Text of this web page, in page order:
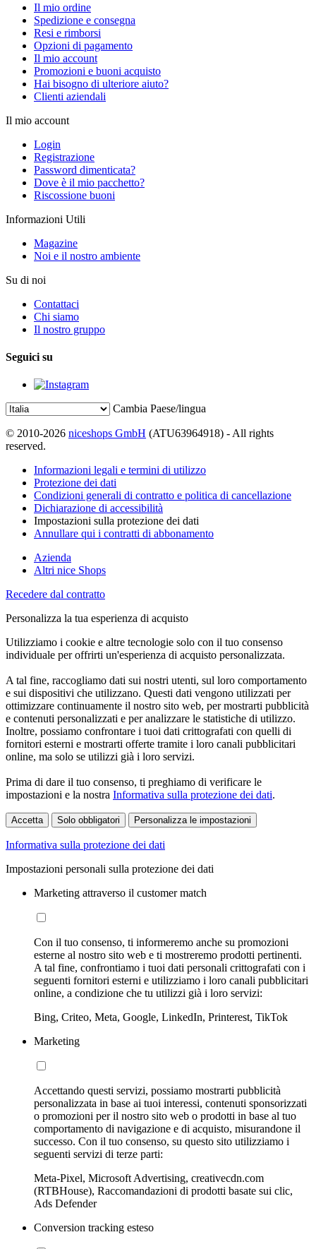
Il mio ordine
Spedizione e consegna
Resi e rimborsi
Opzioni di pagamento
Il mio account
Promozioni e buoni acquisto
Hai bisogno di ulteriore aiuto?
Clienti aziendali
Il mio account
Login
Registrazione
Password dimenticata?
Dove è il mio pacchetto?
Riscossione buoni
Informazioni Utili
Magazine
Noi e il nostro ambiente
Su di noi
Contattaci
Chi siamo
Il nostro gruppo
Seguici su
Cambia Paese/lingua
© 2010-2026 niceshops GmbH (ATU63964918) - All rights
reserved.
Informazioni legali e termini di utilizzo
Protezione dei dati
Condizioni generali di contratto e politica di cancellazione
Dichiarazione di accessibilità
Impostazioni sulla protezione dei dati
Annullare qui i contratti di abbonamento
Azienda
Altri nice Shops
Recedere dal contratto
Personalizza la tua esperienza di acquisto
Utilizziamo i cookie e altre tecnologie solo con il tuo consenso
individuale per offrirti un'esperienza di acquisto personalizzata.
A tal fine, raccogliamo dati sui nostri utenti, sul loro comportamento
e sui dispositivi che utilizzano. Questi dati vengono utilizzati per
ottimizzare continuamente il nostro sito web, per mostrarti pubblicità
e contenuti personalizzati e per analizzare le statistiche di utilizzo.
Inoltre, possiamo confrontare i tuoi dati crittografati con quelli di
fornitori esterni e mostrarti offerte tramite i loro canali pubblicitari
online, ma solo se utilizzi già i loro servizi.
Prima di dare il tuo consenso, ti preghiamo di verificare le
impostazioni e la nostra Informativa sulla protezione dei dati.
Accetta Solo obbligatori Personalizza le impostazioni
Informativa sulla protezione dei dati
Impostazioni personali sulla protezione dei dati
Marketing attraverso il customer match
Con il tuo consenso, ti informeremo anche su promozioni
esterne al nostro sito web e ti mostreremo prodotti pertinenti.
A tal fine, confrontiamo i tuoi dati personali crittografati con i
seguenti fornitori esterni e utilizziamo i loro canali pubblicitari
online, a condizione che tu utilizzi già i loro servizi:
Bing, Criteo, Meta, Google, LinkedIn, Printerest, TikTok
Marketing
Accettando questi servizi, possiamo mostrarti pubblicità
personalizzata in base ai tuoi interessi, contenuti sponsorizzati
o promozioni per il nostro sito web o prodotti in base al tuo
comportamento di navigazione e di acquisto, misurandone il
successo. Con il tuo consenso, su questo sito utilizziamo i
seguenti servizi di terze parti:
Meta-Pixel, Microsoft Advertising, creativecdn.com
(RTBHouse), Raccomandazioni di prodotti basate sui clic,
Ads Defender
Conversion tracking esteso